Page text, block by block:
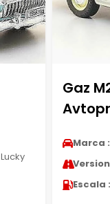
Lucky
Gaz
Marca :
Escala :